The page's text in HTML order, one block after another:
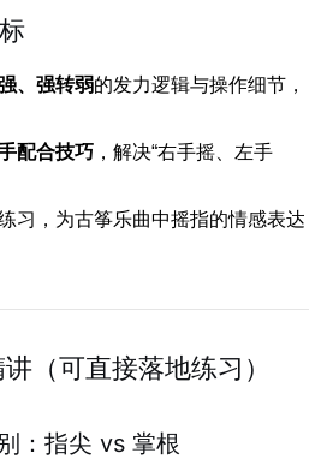
、强转弱的发力逻辑与操作细节，
配合技巧 ，解决“右手摇、左手
习，为古筝乐曲中摇指的情感表达
（可直接落地练习）
：指尖 vs 掌根